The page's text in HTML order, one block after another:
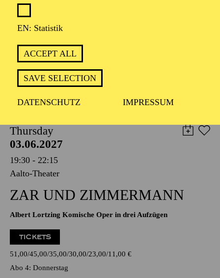
EN: Statistik
ACCEPT ALL
SAVE SELECTION
DATENSCHUTZ IMPRESSUM
BEETHOVEN
Werke von Charles Ives, Ludwig van Beethoven
dem Westdeutschen Rundfunk Köln
TICKETS
19,00€
Thursday
03.06.2027
19:30 - 22:15
Aalto-Theater
ZAR UND ZIMMERMANN
Albert Lortzing Komische Oper in drei Aufzügen
TICKETS
51,00 45,00 35,00 30,00 23,00 11,00 €
Abo 4: Donnerstag